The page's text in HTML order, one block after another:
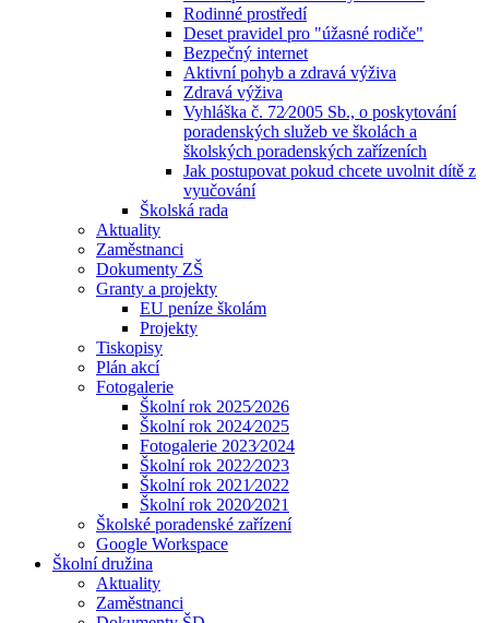
Rodinné prostředí
Deset pravidel pro "úžasné rodiče"
Bezpečný internet
Aktivní pohyb a zdravá výživa
Zdravá výživa
Vyhláška č. 72⁄2005 Sb., o poskytování
poradenských služeb ve školách a
školských poradenských zařízeních
Jak postupovat pokud chcete uvolnit dítě z
vyučování
Školská rada
Aktuality
Zaměstnanci
Dokumenty ZŠ
Granty a projekty
EU peníze školám
Projekty
Tiskopisy
Plán akcí
Fotogalerie
Školní rok 2025⁄2026
Školní rok 2024⁄2025
Fotogalerie 2023⁄2024
Školní rok 2022⁄2023
Školní rok 2021⁄2022
Školní rok 2020⁄2021
Školské poradenské zařízení
Google Workspace
Školní družina
Aktuality
Zaměstnanci